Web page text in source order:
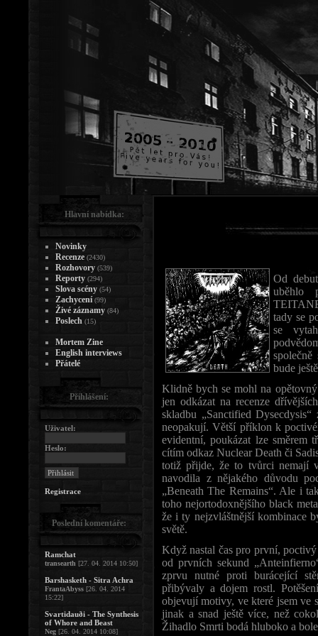
Od
uběhlo
tady se
se
bude
Klidně bych se mohl na
jen odkázat na recenze
skladbu „Sanctified
neopakují. Větší příklon k
evidentní, poukázat lze směrem
cítím odkaz Nuclear Death či
totiž přijde, že to tvůrci nemají
navodila z nějakého důvodu
„Beneath The Remains“. Ale i
toho nejortodoxnějšího black
že i ty nejzvláštnější kombinace
světě.
Když nastal čas pro první,
od prvních sekund
zprvu nutné proti burácející
přibývaly a dojem rostl.
objevují motivy, ve které jsem ve
jinak a snad ještě více, než
Žihadlo Smrti bodá hluboko a
Hlavní nabídka:
Novinky
Recenze (2430)
Rozhovory (539)
Reporty (294)
Slova scény (54)
Zachycení (99)
Živé záznamy (84)
Poslech (15)
Mortem Zine
English interviews
Přátelé
Přihlášení:
Uživatel:
Heslo:
Registrace
Poslední komentáře:
Ramchat
transearth [27. 04. 2014 10:50]
Barshasketh - Sitra Achra
FrantaAbyss [26. 04. 2014
15:22]
Svartidauði - The Synthesis
of Whore and Beast
Neg [26. 04. 2014 10:08]